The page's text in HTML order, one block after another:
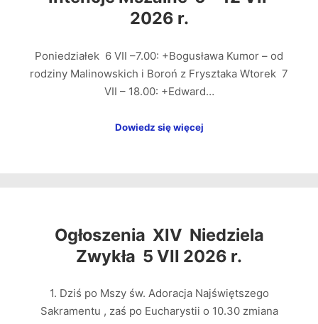
2026 r.
Poniedziałek 6 VII –7.00: +Bogusława Kumor – od
rodziny Malinowskich i Boroń z Frysztaka Wtorek 7
VII – 18.00: +Edward…
Dowiedz się więcej
Ogłoszenia XIV Niedziela
Zwykła 5 VII 2026 r.
1. Dziś po Mszy św. Adoracja Najświętszego
Sakramentu , zaś po Eucharystii o 10.30 zmiana